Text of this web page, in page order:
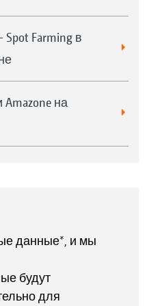
Spot Farming в
на
данные*, и мы
будут
для